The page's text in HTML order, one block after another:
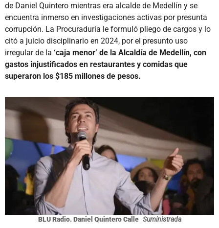
de Daniel Quintero mientras era alcalde de Medellín y se
encuentra inmerso en investigaciones activas por presunta
corrupción. La Procuraduría le formuló pliego de cargos y lo
citó a juicio disciplinario en 2024, por el presunto uso
irregular de la ‘caja menor’ de la Alcaldía de Medellín, con
gastos injustificados en restaurantes y comidas que
superaron los $185 millones de pesos.
BLU Radio. Daniel Quintero Calle Suministrada